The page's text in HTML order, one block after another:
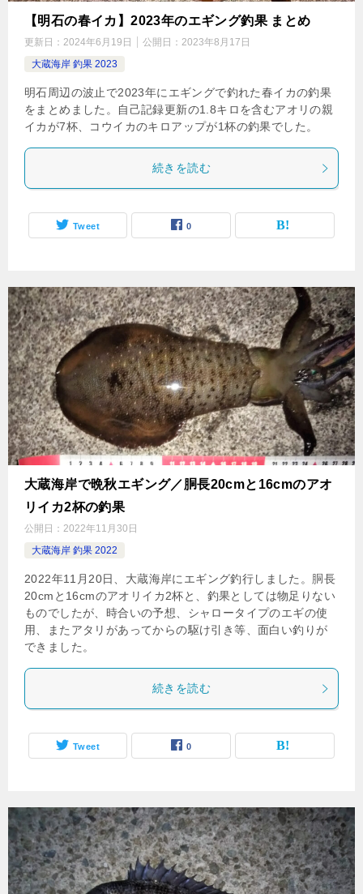
【明石の春イカ】2023年のエギング釣果 まとめ
更新日： 2024年6月19日 公開日： 2023年8月17日
大蔵海岸 釣果 2023
明石周辺の波止で2023年にエギングで釣れた春イカの釣果
をまとめました。自己記録更新の1.8キロを含むアオリの親
イカが7杯、コウイカのキロアップが1杯の釣果でした。
続きを読む
Tweet 0
大蔵海岸で晩秋エギング／胴長20cmと16cmのアオ
リイカ2杯の釣果
公開日： 2022年11月30日
大蔵海岸 釣果 2022
2022年11月20日、大蔵海岸にエギング釣行しました。胴長
20cmと16cmのアオリイカ2杯と、釣果としては物足りない
ものでしたが、時合いの予想、シャロータイプのエギの使
用、またアタリがあってからの駆け引き等、面白い釣りが
できました。
続きを読む
Tweet 0